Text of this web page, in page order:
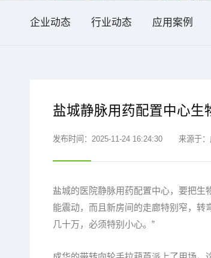
企业动态 行业动态 应用案例
盐城静脉用药配置中心生
发布时间：2025-11-24 16:24:30 来源于
盐城的医院静脉用药配置中心，要把生
能震动，而且新房间的走廊特别窄，转
几十万，必须特别小心。”